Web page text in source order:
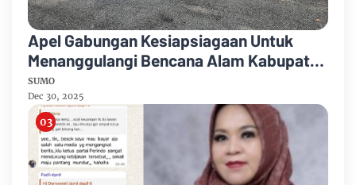
Apel Gabungan Kesiapsiagaan Untuk
Menanggulangi Bencana Alam Kabupaten
Bengkalis
SUMO
Dec 30, 2025